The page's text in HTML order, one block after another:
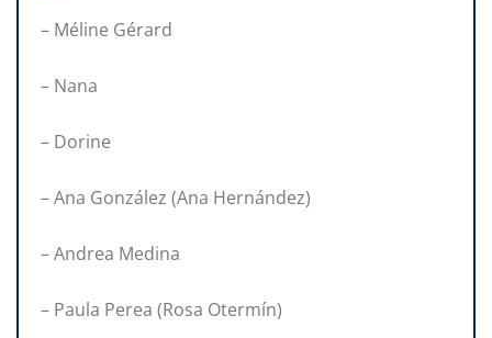
– Méline Gérard
– Nana
– Dorine
– Ana González (Ana Hernández)
– Andrea Medina
– Paula Perea (Rosa Otermín)